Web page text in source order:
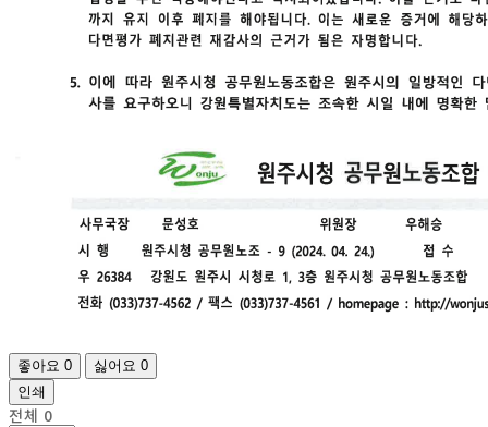
좋아요 0 싫어요 0
인쇄
전체 0